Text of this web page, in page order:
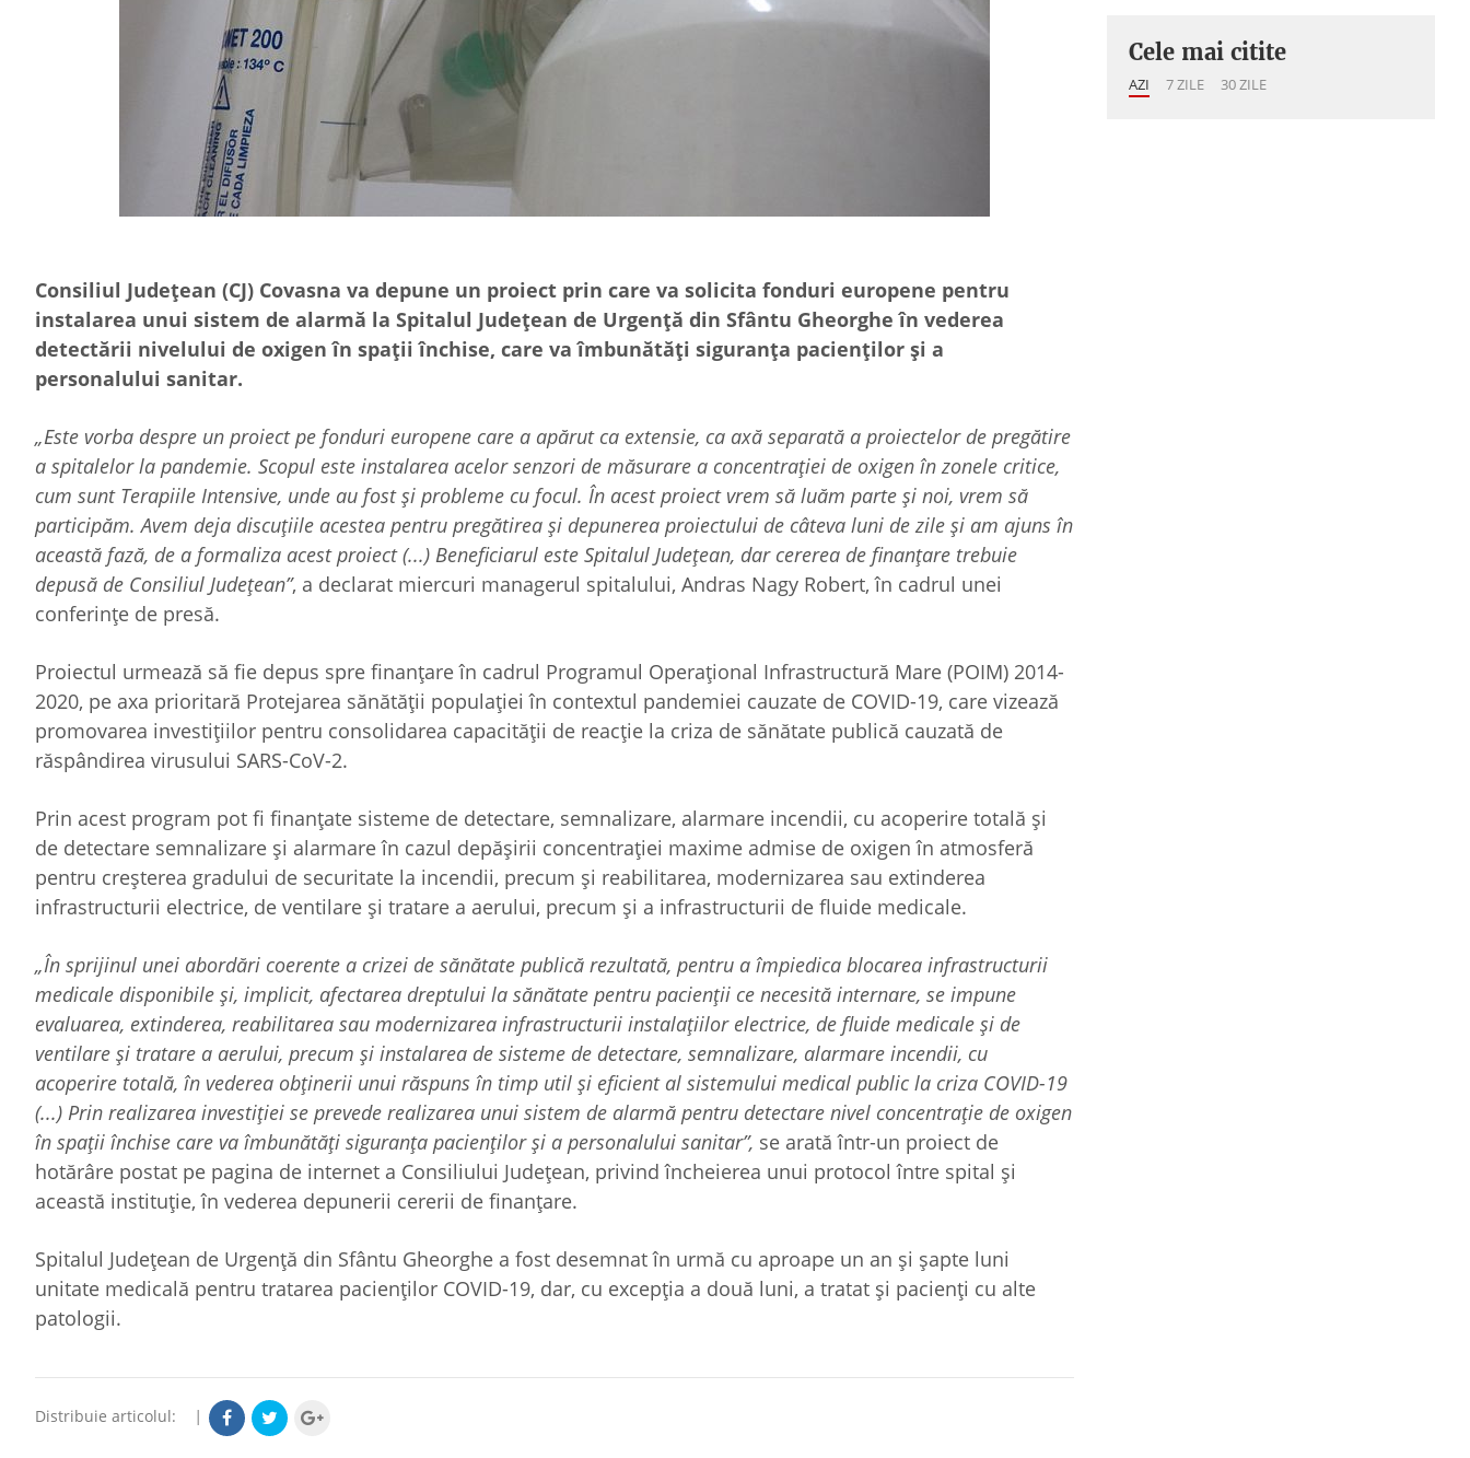
Consiliul Judeţean (CJ) Covasna va depune un proiect prin care va solicita fonduri europene pentru
instalarea unui sistem de alarmă la Spitalul Judeţean de Urgenţă din Sfântu Gheorghe în vederea
detectării nivelului de oxigen în spaţii închise, care va îmbunătăţi siguranţa pacienţilor şi a
personalului sanitar.
„Este vorba despre un proiect pe fonduri europene care a apărut ca extensie, ca axă separată a proiectelor de pregătire
a spitalelor la pandemie. Scopul este instalarea acelor senzori de măsurare a concentraţiei de oxigen în zonele critice,
cum sunt Terapiile Intensive, unde au fost şi probleme cu focul. În acest proiect vrem să luăm parte şi noi, vrem să
participăm. Avem deja discuţiile acestea pentru pregătirea şi depunerea proiectului de câteva luni de zile şi am ajuns în
această fază, de a formaliza acest proiect (...) Beneficiarul este Spitalul Judeţean, dar cererea de finanţare trebuie
depusă de Consiliul Judeţean”, a declarat miercuri managerul spitalului, Andras Nagy Robert, în cadrul unei
conferinţe de presă.
Proiectul urmează să fie depus spre finanţare în cadrul Programul Operaţional Infrastructură Mare (POIM) 2014-
2020, pe axa prioritară Protejarea sănătăţii populaţiei în contextul pandemiei cauzate de COVID-19, care vizează
promovarea investiţiilor pentru consolidarea capacităţii de reacţie la criza de sănătate publică cauzată de
răspândirea virusului SARS-CoV-2.
Prin acest program pot fi finanţate sisteme de detectare, semnalizare, alarmare incendii, cu acoperire totală şi
de detectare semnalizare şi alarmare în cazul depăşirii concentraţiei maxime admise de oxigen în atmosferă
pentru creşterea gradului de securitate la incendii, precum şi reabilitarea, modernizarea sau extinderea
infrastructurii electrice, de ventilare şi tratare a aerului, precum şi a infrastructurii de fluide medicale.
„În sprijinul unei abordări coerente a crizei de sănătate publică rezultată, pentru a împiedica blocarea infrastructurii
medicale disponibile şi, implicit, afectarea dreptului la sănătate pentru pacienţii ce necesită internare, se impune
evaluarea, extinderea, reabilitarea sau modernizarea infrastructurii instalaţiilor electrice, de fluide medicale şi de
ventilare şi tratare a aerului, precum şi instalarea de sisteme de detectare, semnalizare, alarmare incendii, cu
acoperire totală, în vederea obţinerii unui răspuns în timp util şi eficient al sistemului medical public la criza COVID-19
(...) Prin realizarea investiţiei se prevede realizarea unui sistem de alarmă pentru detectare nivel concentraţie de oxigen
în spaţii închise care va îmbunătăţi siguranţa pacienţilor şi a personalului sanitar”, se arată într-un proiect de
hotărâre postat pe pagina de internet a Consiliului Judeţean, privind încheierea unui protocol între spital şi
această instituţie, în vederea depunerii cererii de finanţare.
Spitalul Judeţean de Urgenţă din Sfântu Gheorghe a fost desemnat în urmă cu aproape un an şi şapte luni
unitate medicală pentru tratarea pacienţilor COVID-19, dar, cu excepţia a două luni, a tratat şi pacienţi cu alte
patologii.
Distribuie articolul: |
Cele mai citite
AZI 7 ZILE 30 ZILE